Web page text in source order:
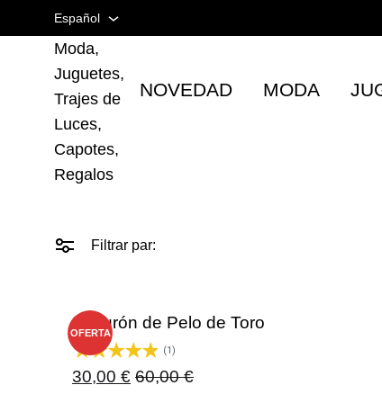
Español
Español
Inglés
Francés
Artículos
Taurinos
Taurina |
Moda,
Juguetes,
Trajes de
Luces,
Capotes,
Regalos
NOVEDAD MODA
Filtrar par:
OFERTA
Cinturón de Pelo de Toro
(1)
30,00 € 60,00€